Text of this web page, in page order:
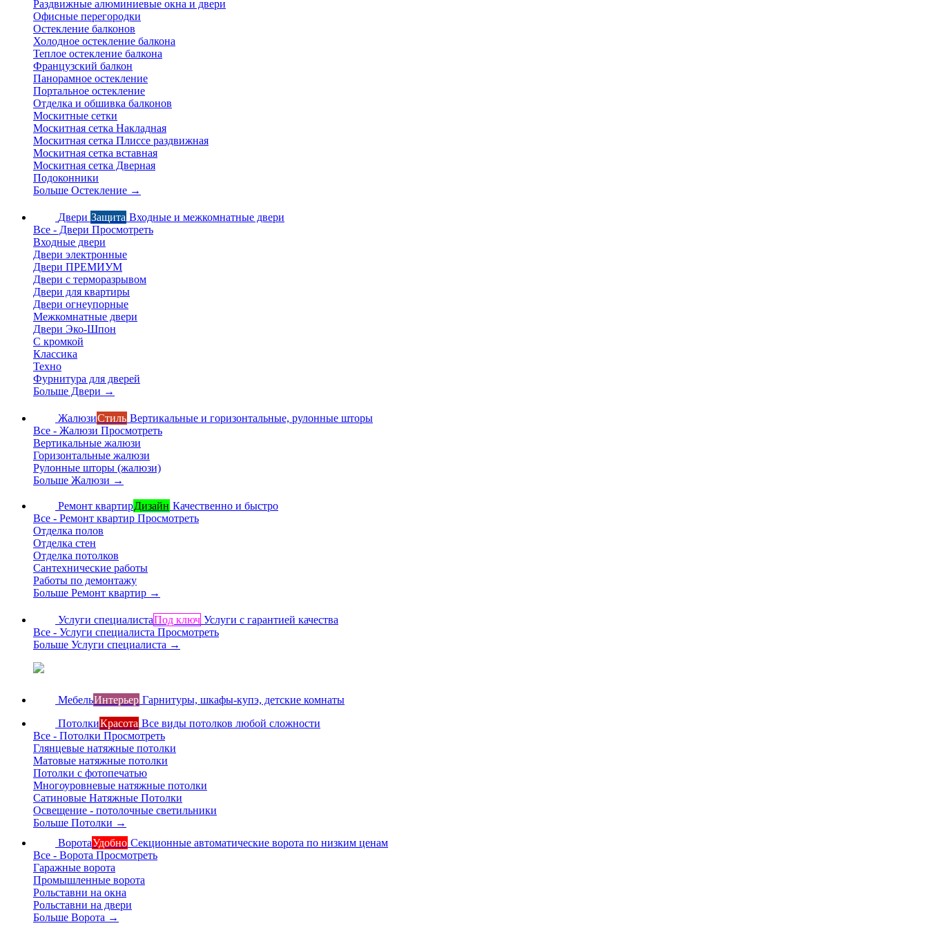
Раздвижные алюминиевые окна и двери
Офисные перегородки
Остекление балконов
Холодное остекление балкона
Теплое остекление балкона
Французский балкон
Панорамное остекление
Портальное остекление
Отделка и обшивка балконов
Москитные сетки
Москитная сетка Накладная
Москитная сетка Плиссе раздвижная
Москитная сетка вставная
Москитная сетка Дверная
Подоконники
Больше Остекление →
Двери Защита Входные и межкомнатные двери
Все - Двери Просмотреть
Входные двери
Двери электронные
Двери ПРЕМИУМ
Двери с терморазрывом
Двери для квартиры
Двери огнеупорные
Межкомнатные двери
Двери Эко-Шпон
С кромкой
Классика
Техно
Фурнитура для дверей
Больше Двери →
ЖалюзиСтиль Вертикальные и горизонтальные, рулонные шторы
Все - Жалюзи Просмотреть
Вертикальные жалюзи
Горизонтальные жалюзи
Рулонные шторы (жалюзи)
Больше Жалюзи →
Ремонт квартирДизайн Качественно и быстро
Все - Ремонт квартир Просмотреть
Отделка полов
Отделка стен
Отделка потолков
Сантехнические работы
Работы по демонтажу
Больше Ремонт квартир →
Услуги специалистаПод ключ Услуги с гарантией качества
Все - Услуги специалиста Просмотреть
Больше Услуги специалиста →
МебельИнтерьер Гарнитуры, шкафы-купэ, детские комнаты
ПотолкиКрасота Все виды потолков любой сложности
Все - Потолки Просмотреть
Глянцевые натяжные потолки
Матовые натяжные потолки
Потолки с фотопечатью
Многоуровневые натяжные потолки
Сатиновые Натяжные Потолки
Освещение - потолочные светильники
Больше Потолки →
ВоротаУдобно Секционные автоматические ворота по низким ценам
Все - Ворота Просмотреть
Гаражные ворота
Промышленные ворота
Рольставни на окна
Рольставни на двери
Больше Ворота →